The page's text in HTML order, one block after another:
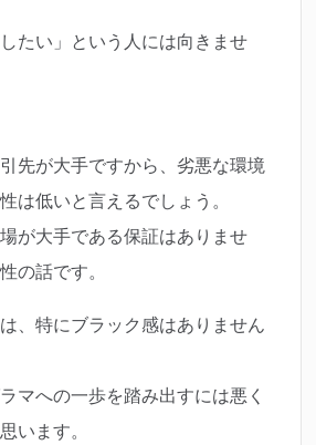
たい」という人には向きませ
先が大手ですから、劣悪な環境
は低いと言えるでしょう。
が大手である保証はありませ
の話です。
、特にブラック感はありません
マへの一歩を踏み出すには悪く
います。